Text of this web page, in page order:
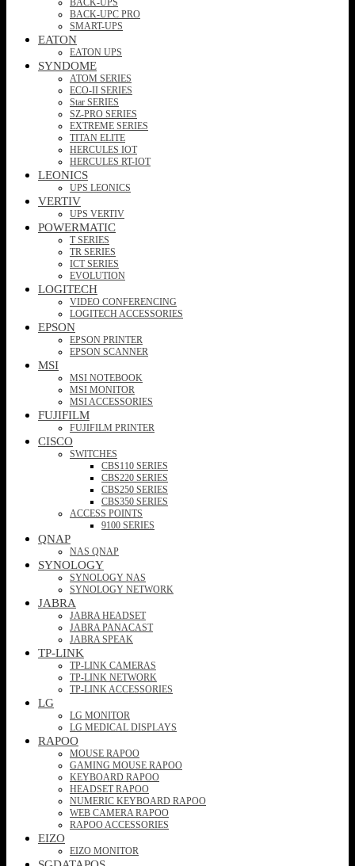
BACK-UPC PRO
SMART-UPS
EATON
EATON UPS
SYNDOME
ATOM SERIES
ECO-II SERIES
Star SERIES
SZ-PRO SERIES
EXTREME SERIES
TITAN ELITE
HERCULES IOT
HERCULES RT-IOT
LEONICS
UPS LEONICS
VERTIV
UPS VERTIV
POWERMATIC
T SERIES
TR SERIES
ICT SERIES
EVOLUTION
LOGITECH
VIDEO CONFERENCING
LOGITECH ACCESSORIES
EPSON
EPSON PRINTER
EPSON SCANNER
MSI
MSI NOTEBOOK
MSI MONITOR
MSI ACCESSORIES
FUJIFILM
FUJIFILM PRINTER
CISCO
SWITCHES
CBS110 SERIES
CBS220 SERIES
CBS250 SERIES
CBS350 SERIES
ACCESS POINTS
9100 SERIES
QNAP
NAS QNAP
SYNOLOGY
SYNOLOGY NAS
SYNOLOGY NETWORK
JABRA
JABRA HEADSET
JABRA PANACAST
JABRA SPEAK
TP-LINK
TP-LINK CAMERAS
TP-LINK NETWORK
TP-LINK ACCESSORIES
LG
LG MONITOR
LG MEDICAL DISPLAYS
RAPOO
MOUSE RAPOO
GAMING MOUSE RAPOO
KEYBOARD RAPOO
HEADSET RAPOO
NUMERIC KEYBOARD RAPOO
WEB CAMERA RAPOO
RAPOO ACCESSORIES
EIZO
EIZO MONITOR